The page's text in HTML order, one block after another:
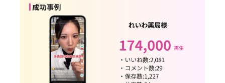
岐阜に隣接するエリアのSNSマーケティング事情も参
まとめ：岐阜SNSマーケティング2026年最新版｜費
用・選び方・実績を徹底解説